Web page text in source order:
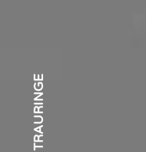
TRAURINGE